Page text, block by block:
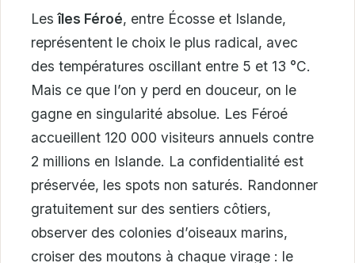
Lesîles Féroé, entre Écosse et Islande,
représentent le choix le plus radical, avec
des températures oscillant entre 5 et 13 °C.
Mais ce que l’on y perd en douceur, on le
gagne en singularité absolue. Les Féroé
accueillent 120 000 visiteurs annuels contre
2 millions en Islande. La confidentialité est
préservée, les spots non saturés. Randonner
gratuitement sur des sentiers côtiers,
observer des colonies d’oiseaux marins,
croiser des moutons à chaque virage : le